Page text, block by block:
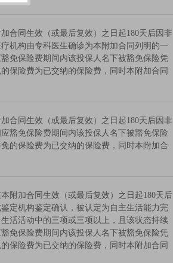
合同生效（或最后复效）之日起180天后因非
机构由专科医生确诊为本附加合同列明的一
免保险费期间内该投保人名下被豁免保险凭
保险费为已交纳的保险费，同时本附加合同
合同生效（或最后复效）之日起180天后因非
豁免保险费期间内该投保人名下被豁免保险
的保险费为已交纳的保险费，同时本附加合
附加合同生效（或最后复效）之日起180天后
定机构鉴定确认，被认定为自主生活能力完
活活动中的三项或三项以上，且该状态持续
免保险费期间内该投保人名下被豁免保险凭
保险费为已交纳的保险费，同时本附加合同